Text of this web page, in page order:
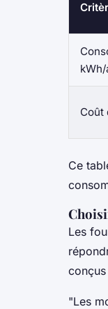
kWh/
Coût
Ce
Les
"Les